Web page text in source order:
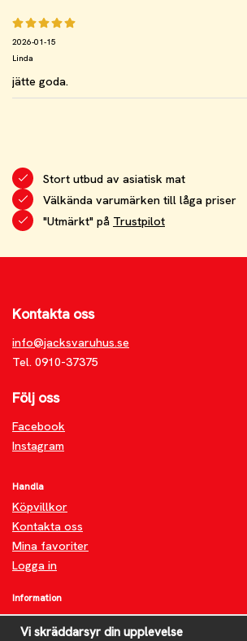
2026-01-15
Linda
jätte goda.
Stort utbud av asiatisk mat
Välkända varumärken till låga priser
"Utmärkt" på Trustpilot
Kontakta oss
info@jacksvaruhus.se
Tel. 0910-37375
Följ oss
Facebook
Instagram
Handla
Köpvillkor
Kontakta oss
Mina favoriter
Logga in
Information
Om oss
FAQ
Vi skräddarsyr din upplevelse